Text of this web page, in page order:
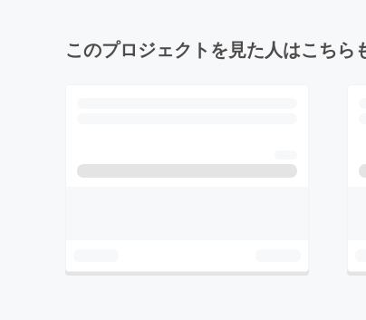
このプロジェクトを見た人はこちら